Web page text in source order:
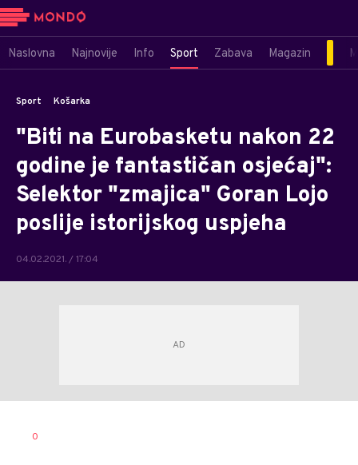
Naslovna Najnovije Info Sport Zabava Magazin
Sport Košarka
"Biti na Eurobasketu nakon 22
godine je fantastičan osjećaj":
Selektor "zmajica" Goran Lojo
poslije istorijskog uspjeha
04.02.2021. / 17:04
AUTOR
0